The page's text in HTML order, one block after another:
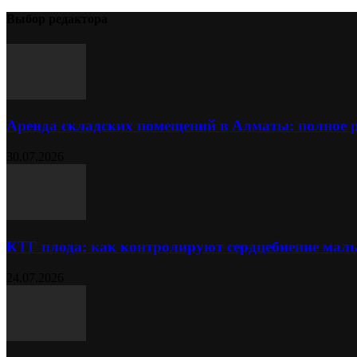
Аренда складских помещений в Алматы: полное
КТГ плода: как контролируют сердцебиение